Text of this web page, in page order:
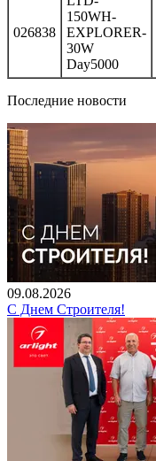
026838
150WH-
EXPLORER-
30W
Day5000
Последние новости
09.08.2026
С Днем Строителя!